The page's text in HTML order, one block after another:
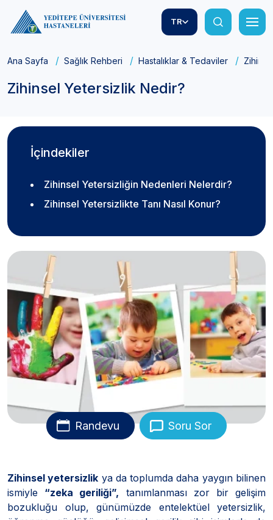
TR
Ana Sayfa Sağlık Rehberi Hastalıklar & Tedaviler
Zihinsel Yetersizlik Nedir?
İçindekiler
Zihinsel Yetersizliğin Nedenleri Nelerdir?
Zihinsel Yetersizlikte Tanı Nasıl Konur?
Randevu Soru Sor
Zihinsel yetersizlik ya da toplumda daha yaygın bilinen
ismiyle “zeka geriliği”, tanımlanması zor bir gelişim
bozukluğu olup, günümüzde entelektüel yetersizlik,